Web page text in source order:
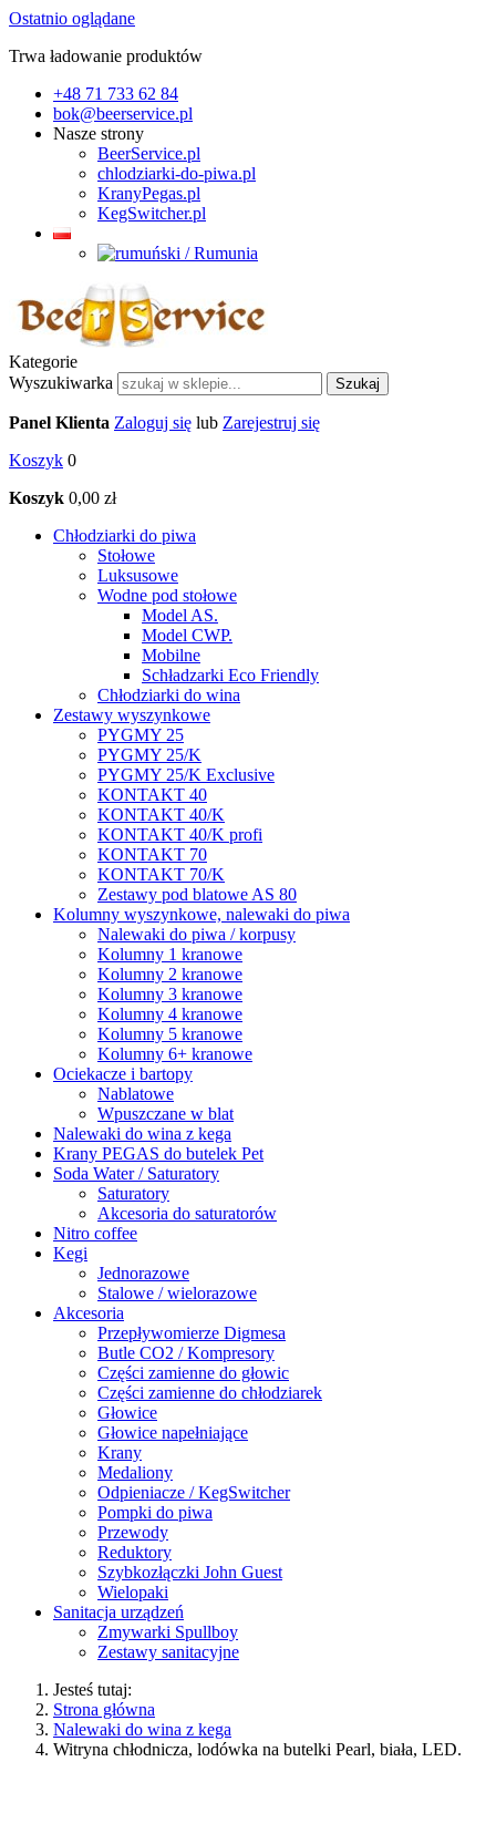
Ostatnio oglądane
Trwa ładowanie produktów
+48 71 733 62 84
bok@beerservice.pl
Nasze strony
BeerService.pl
chlodziarki-do-piwa.pl
KranyPegas.pl
KegSwitcher.pl
Kategorie
Wyszukiwarka
Szukaj
Panel Klienta Zaloguj się lub Zarejestruj się
Koszyk 0
Koszyk 0,00 zł
Chłodziarki do piwa
Stołowe
Luksusowe
Wodne pod stołowe
Model AS.
Model CWP.
Mobilne
Schładzarki Eco Friendly
Chłodziarki do wina
Zestawy wyszynkowe
PYGMY 25
PYGMY 25/K
PYGMY 25/K Exclusive
KONTAKT 40
KONTAKT 40/K
KONTAKT 40/K profi
KONTAKT 70
KONTAKT 70/K
Zestawy pod blatowe AS 80
Kolumny wyszynkowe, nalewaki do piwa
Nalewaki do piwa / korpusy
Kolumny 1 kranowe
Kolumny 2 kranowe
Kolumny 3 kranowe
Kolumny 4 kranowe
Kolumny 5 kranowe
Kolumny 6+ kranowe
Ociekacze i bartopy
Nablatowe
Wpuszczane w blat
Nalewaki do wina z kega
Krany PEGAS do butelek Pet
Soda Water / Saturatory
Saturatory
Akcesoria do saturatorów
Nitro coffee
Kegi
Jednorazowe
Stalowe / wielorazowe
Akcesoria
Przepływomierze Digmesa
Butle CO2 / Kompresory
Części zamienne do głowic
Części zamienne do chłodziarek
Głowice
Głowice napełniające
Krany
Medaliony
Odpieniacze / KegSwitcher
Pompki do piwa
Przewody
Reduktory
Szybkozłączki John Guest
Wielopaki
Sanitacja urządzeń
Zmywarki Spullboy
Zestawy sanitacyjne
Jesteś tutaj:
Strona główna
Nalewaki do wina z kega
Witryna chłodnicza, lodówka na butelki Pearl, biała, LED.